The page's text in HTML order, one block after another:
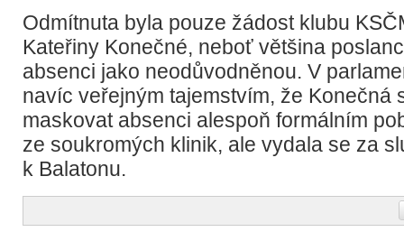
Odmítnuta byla pouze žádost klubu
Kateřiny Konečné, neboť většina
absenci jako neodůvodněnou. V
navíc veřejným tajemstvím, že Konečná
maskovat absenci alespoň formálním
ze soukromých klinik, ale vydala se za
k Balatonu.